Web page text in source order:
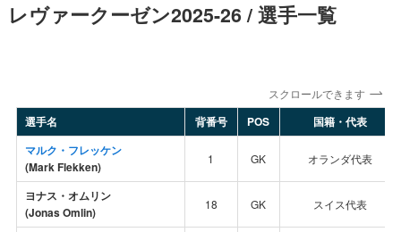
レヴァークーゼン2025-26 / 選手一覧
スクロールできます
選手名 背番号 POS
国籍・代表
マルク・フレッケン
(Mark Flekken)
1 GK オランダ代表
ヨナス・オムリン
(Jonas Omlin)
18 GK スイス代表